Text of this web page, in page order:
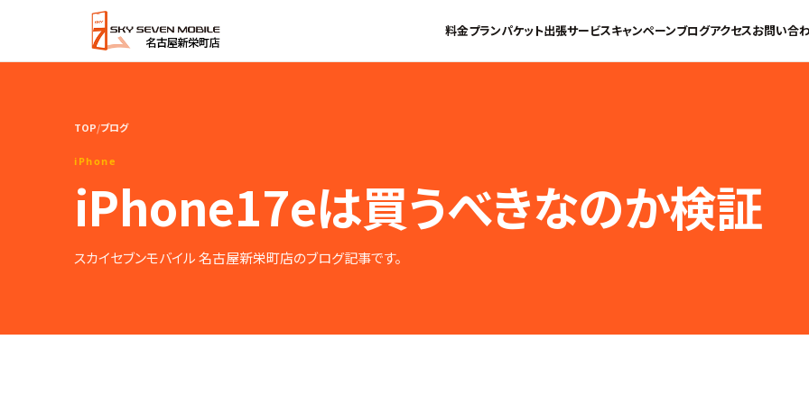
料金プランパケット出張サービスキャンペーンブログアクセスお問い合
TOP/ブログ
iPhone
iPhone17eは買うべきなのか検証
スカイセブンモバイル 名古屋新栄町店のブログ記事です。